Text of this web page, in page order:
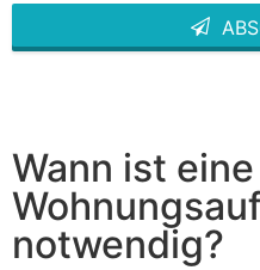
blank
Wann ist eine
notwendig?